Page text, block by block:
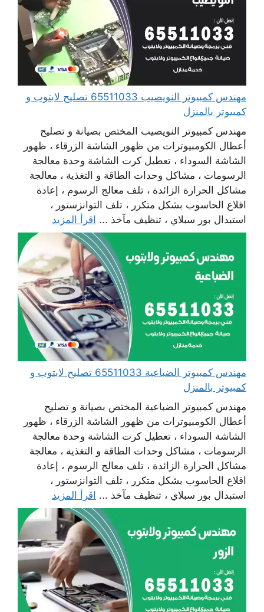
مهندس كمبيوتر النويصيب 65511033 تصليح لابتوب و
كمبيوتر بالمنزل
مهندس كمبيوتر النويصيب المختص بصيانة و تصليح
أعطال الكومبيوترات من ظهور الشاشة الزرقاء ، ظهور
الشاشة السوداء ، تعطيل كرت الشاشة وحدة معالجة
الرسومات ، مشاكل وحدات الطاقة و التغذية ، معالجة
مشاكل الحرارة الزائدة ، تلف معالج الرسوم ، إعادة
اقلاع الحاسوب بشكل متكرر ، تلف التوانزستور ،
استبدال بور سبلاي ، تنظيف مآخذ ... اقرأ المزيد
مهندس كمبيوتر الضباعية 65511033 تصليح لابتوب و
كمبيوتر بالمنزل
مهندس كمبيوتر الضباعية المختص بصيانة و تصليح
أعطال الكومبيوترات من ظهور الشاشة الزرقاء ، ظهور
الشاشة السوداء ، تعطيل كرت الشاشة وحدة معالجة
الرسومات ، مشاكل وحدات الطاقة و التغذية ، معالجة
مشاكل الحرارة الزائدة ، تلف معالج الرسوم ، إعادة
اقلاع الحاسوب بشكل متكرر ، تلف التوانزستور ،
استبدال بور سبلاي ، تنظيف مآخذ ... اقرأ المزيد